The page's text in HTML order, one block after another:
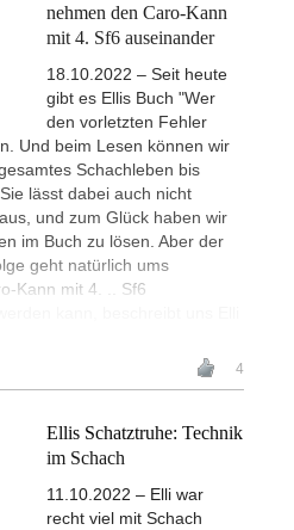
nehmen den Caro-Kann
mit 4. Sf6 auseinander
18.10.2022 – Seit heute
gibt es Ellis Buch "Wer
den vorletzten Fehler
Und beim Lesen können wir
Schachleben bis
lässt dabei auch nicht
und zum Glück haben wir
im Buch zu lösen. Aber der
geht natürlich ums
Kann mit 4. .. Sf6
4
Ellis Schatztruhe: Technik
im Schach
11.10.2022 – Elli war
recht viel mit Schach